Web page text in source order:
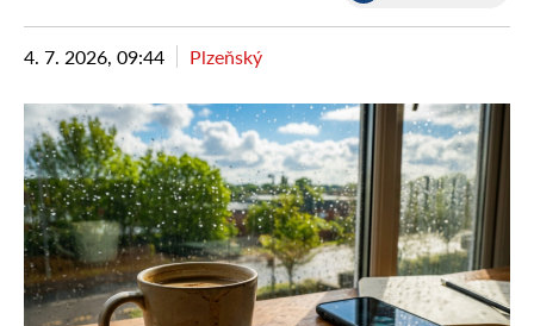
4. 7. 2026, 09:44 Plzeňský